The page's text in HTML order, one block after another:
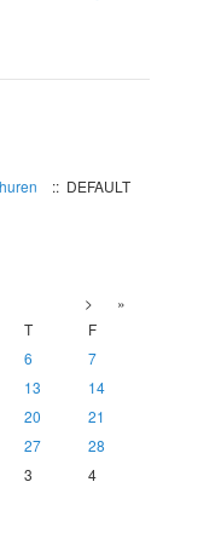
:: DEFAULT
>
»
T
F
6
7
13
14
20
21
27
28
3 4